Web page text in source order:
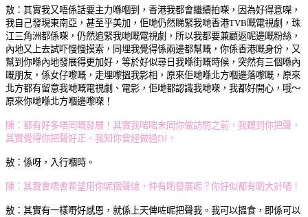
敖： 其實我又唔係話要主力喺嗰到， 香港我都會繼續拍㗎， 因為好得意㗎，
我自己發現東南亞，甚至乎美加， 佢哋仍然睇緊我哋香港TVB嘅電視劇， 珠
江三角洲都係㗎， 仍然追緊我哋嘅電視劇， 所以我都要兼顧返呢邊嘅粉絲，
內地又上去試吓慢慢摸索， 同埋我覺得係兩邊都幫嘅， 你係香港嘅身份， 又
幫到你喺內地發展得更加好， 等於好似尋日我喺街嘅時候， 突然有三個喺內
嘅朋友， 係女仔嚟嘅， 走埋嚟搵我影相， 原來佢哋喺北方嗰邊落嚟嘅， 原來
北方都有留意我哋嘅電視劇、電影， 佢哋都認識我哋㗎， 我都好開心，哦～
原來你哋喺北方嗰邊嚟㗎！
陳：都有好多唔同嘅發展！ 其實我啱啱未同你做訪問之前， 我聽到你把聲，
其實覺得你把聲好正。 我知你曾經做過DJ。
敖： 係呀，入行嗰時。
陳：其實會唔會希望用你呢個聲缐， 仲有啲發展呢？ 你好似都有啲大計喎！
敖： 其實有一樣嘢好感恩，就係 上天俾咗呢把聲我。我可以搵食， 即係可以